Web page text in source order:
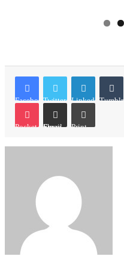
FacebookTwitter LinkedInTumblr
Pocket Share via Email Print